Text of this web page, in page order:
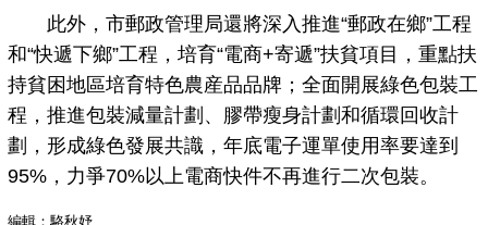
此外，市郵政管理局還將深入推進“郵政在鄉”工程
和“快遞下鄉”工程，培育“電商+寄遞”扶貧項目，重點扶
持貧困地區培育特色農産品品牌；全面開展綠色包裝工
程，推進包裝減量計劃、膠帶瘦身計劃和循環回收計
劃，形成綠色發展共識，年底電子運單使用率要達到
95%，力爭70%以上電商快件不再進行二次包裝。
編輯：駱秋妤